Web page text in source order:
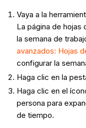
Vaya a la
La página de
la semana de
avanzados: Hojas
configurar la
Haga clic en la
Haga clic en el
persona para
de tiempo.